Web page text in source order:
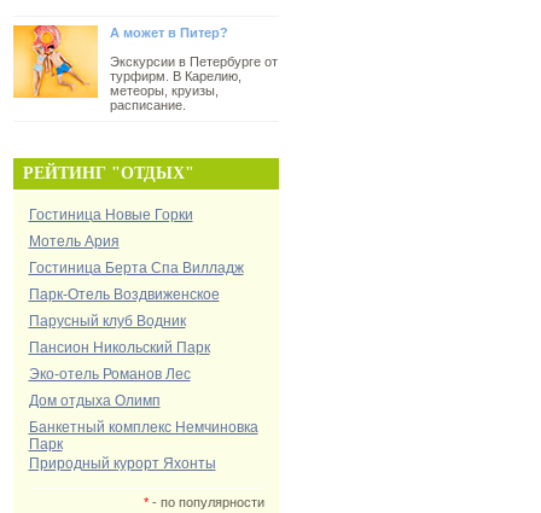
А может в Питер?
Экскурсии в Петербурге от
турфирм. В Карелию,
метеоры, круизы,
расписание.
РЕЙТИНГ "ОТДЫХ"
Гостиница Новые Горки
Мотель Ария
Гостиница Берта Спа Вилладж
Парк-Отель Воздвиженское
Парусный клуб Водник
Пансион Никольский Парк
Эко-отель Романов Лес
Дом отдыха Олимп
Банкетный комплекс Немчиновка
Парк
Природный курорт Яхонты
*- по популярности